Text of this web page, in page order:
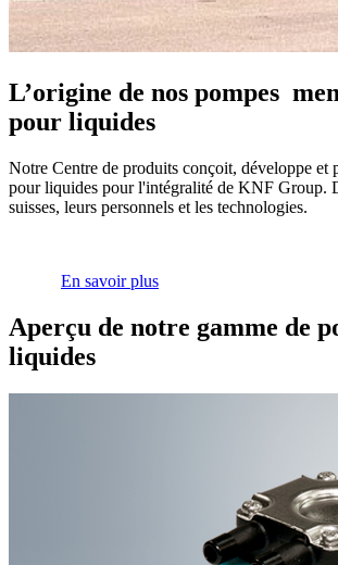
L’origine de nos pompes
pour liquides
Notre Centre de produits conçoit, développe et
pour liquides pour l'intégralité de KNF Group.
suisses, leurs personnels et les technologies.
En savoir plus
Aperçu de notre gamme de
liquides